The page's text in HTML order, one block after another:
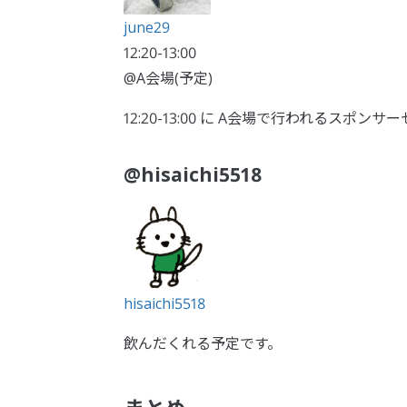
june29
12:20-13:00
@A会場(予定)
12:20-13:00 に A会場で行われるスポンサー
@hisaichi5518
hisaichi5518
飲んだくれる予定です。